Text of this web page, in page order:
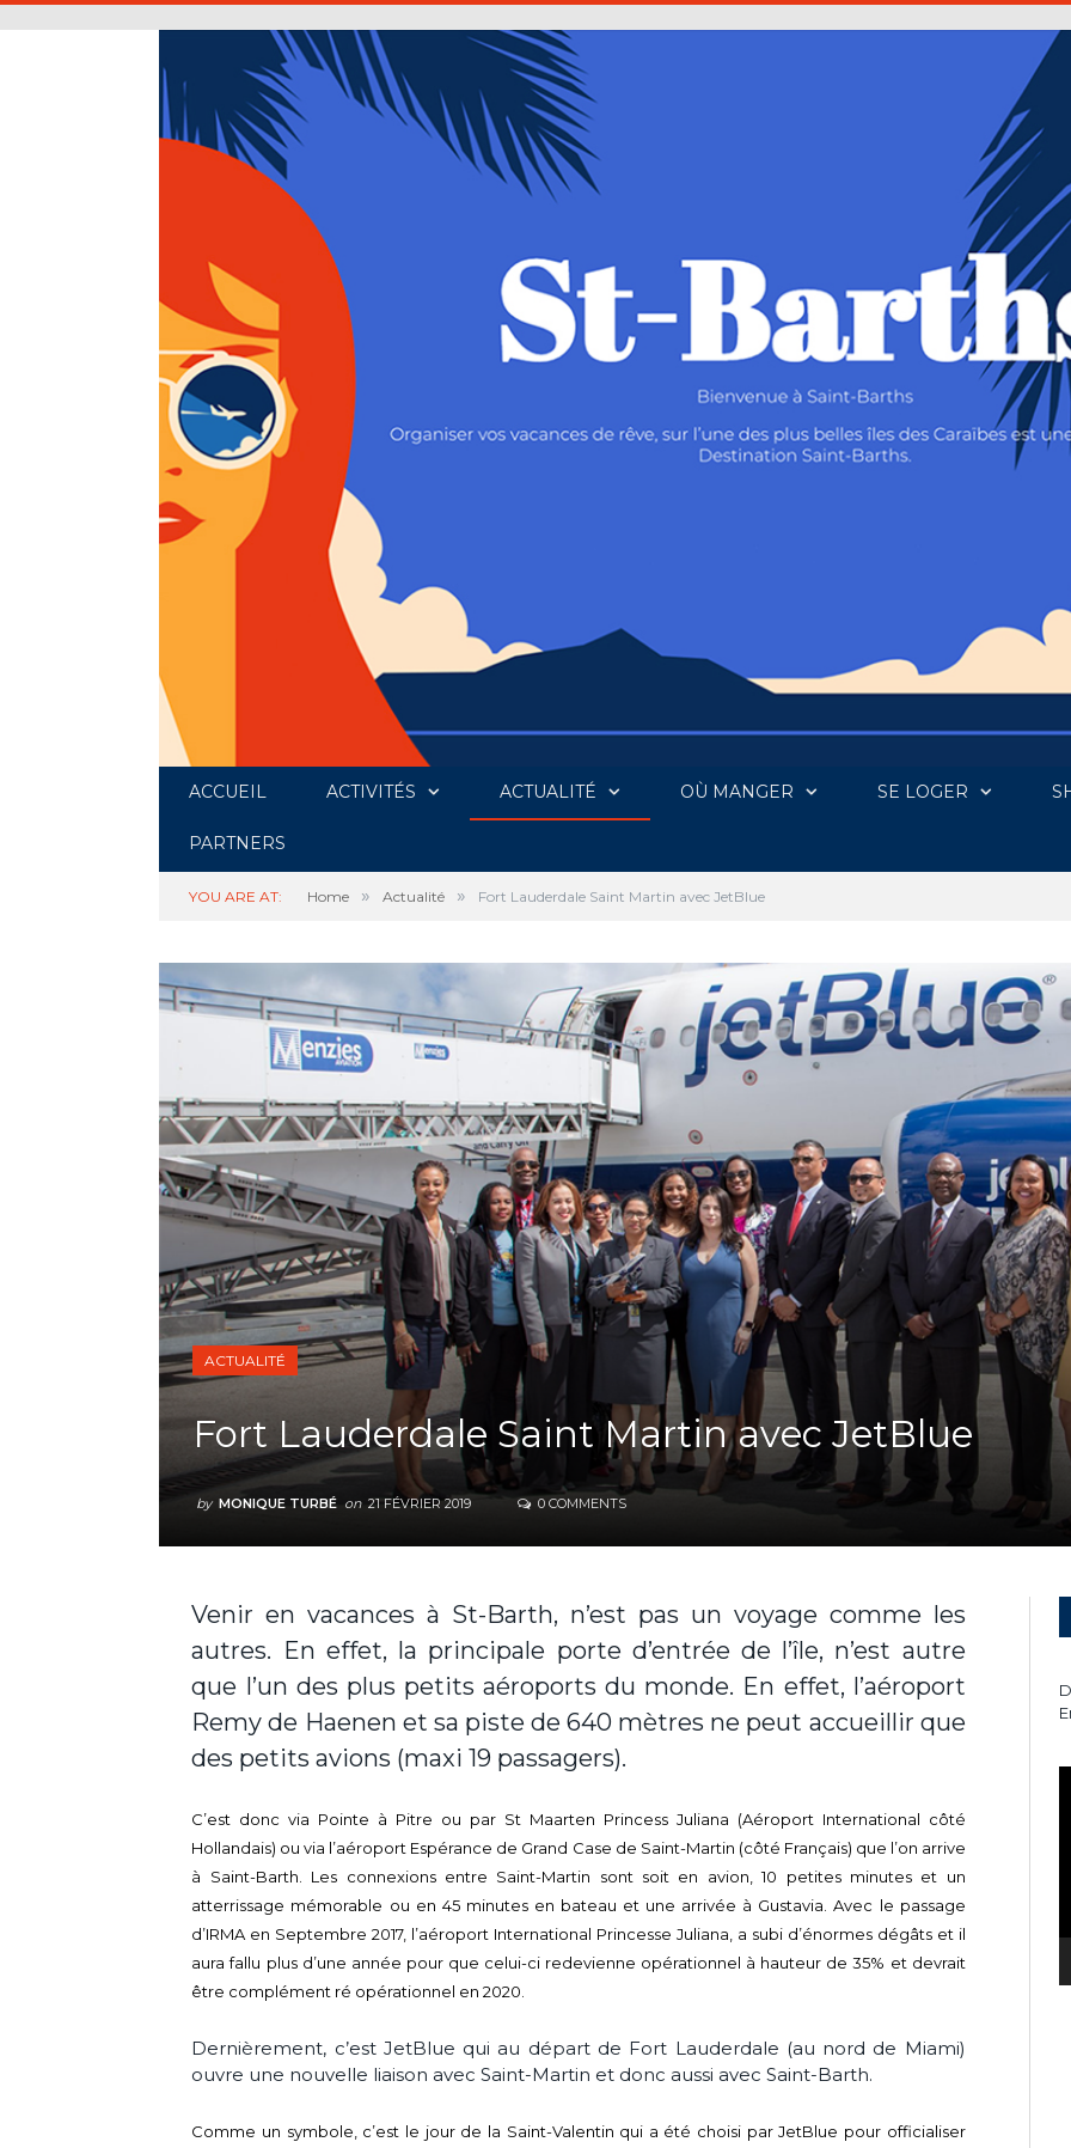
ACCUEIL ACTIVITÉS ACTUALITÉ OÙ MANGER SE LOGER
PARTNERS
YOU ARE AT: Home » Actualité » Fort Lauderdale Saint Martin avec JetBlue
ACTUALITÉ
Fort Lauderdale Saint Martin avec JetBlue
by MONIQUE TURBÉ on 21 FÉVRIER 2019 0 COMMENTS
Venir en vacances à St-Barth, n’est pas un voyage comme les
autres. En effet, la principale porte d’entrée de l’île, n’est autre
que l’un des plus petits aéroports du monde. En effet, l’aéroport
Remy de Haenen et sa piste de 640 mètres ne peut accueillir que
des petits avions (maxi 19 passagers).
C’est donc via Pointe à Pitre ou par St Maarten Princess Juliana (Aéroport International côté
Hollandais) ou via l’aéroport Espérance de Grand Case de Saint-Martin (côté Français) que l’on arrive
à Saint-Barth. Les connexions entre Saint-Martin sont soit en avion, 10 petites minutes et un
atterrissage mémorable ou en 45 minutes en bateau et une arrivée à Gustavia. Avec le passage
d’IRMA en Septembre 2017, l’aéroport International Princesse Juliana, a subi d’énormes dégâts et il
aura fallu plus d’une année pour que celui-ci redevienne opérationnel à hauteur de 35% et devrait
être complément ré opérationnel en 2020.
Dernièrement, c’est JetBlue qui au départ de Fort Lauderdale (au nord de Miami)
ouvre une nouvelle liaison avec Saint-Martin et donc aussi avec Saint-Barth.
Comme un symbole, c’est le jour de la Saint-Valentin qui a été choisi par JetBlue pour officialiser